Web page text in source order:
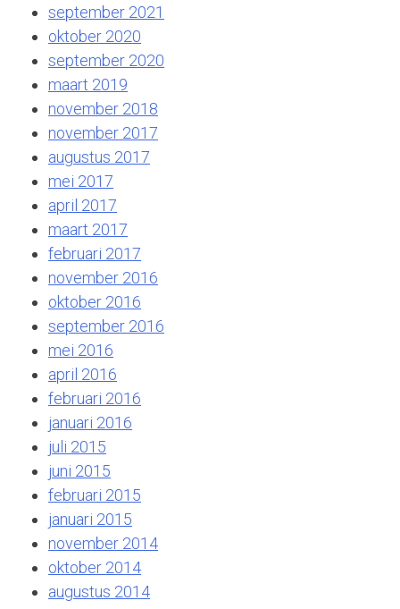
september 2021
oktober 2020
september 2020
maart 2019
november 2018
november 2017
augustus 2017
mei 2017
april 2017
maart 2017
februari 2017
november 2016
oktober 2016
september 2016
mei 2016
april 2016
februari 2016
januari 2016
juli 2015
juni 2015
februari 2015
januari 2015
november 2014
oktober 2014
augustus 2014